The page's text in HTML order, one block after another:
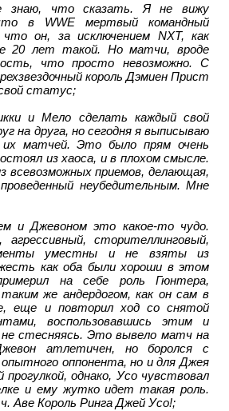
знаю, что сказать. Я не вижу
в WWE мертвый командный
он, за исключением NXT, как
20 лет такой. Но матчи, вроде
что просто невозможно. С
король Дэмиен Прист
статус;
и Мело сделать каждый свой
на друга, но сегодня я выписываю
матчей. Это было прям очень
из хаоса, и в плохом смысле.
всевозможных приемов, делающая,
неубедительным. Мне
и Джевоном это какое-то чудо.
сторителлинговый,
уместны и не взяты из
как оба были хороши в этом
на себе роль Гюнтера,
же андердогом, как он сам в
еще и повторил ход со снятой
воспользовавшись этим и
стесняясь. Это вывело матч на
атлетичен, но боролся с
оппонента, но и для Джея
прогулкой, однако, Усо чувствовал
и ему жутко идет такая роль.
Аве Король Ринга Джей Усо!;